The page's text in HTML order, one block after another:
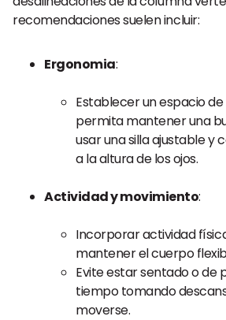
recomendaciones suelen incluir:
Ergonomia:
Establecer un espacio
permita mantener una
usar una silla ajustable y
a la altura de los ojos.
Actividad y movimiento:
Incorporar actividad
mantener el cuerpo
Evite estar sentado o de
tiempo tomando
moverse.